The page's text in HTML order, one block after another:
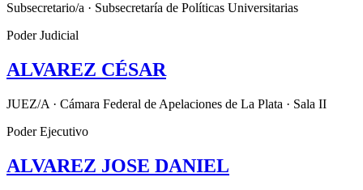
Subsecretario/a · Subsecretaría de Políticas Universitarias
Poder Judicial
ALVAREZ CÉSAR
JUEZ/A · Cámara Federal de Apelaciones de La Plata · Sala II
Poder Ejecutivo
ALVAREZ JOSE DANIEL